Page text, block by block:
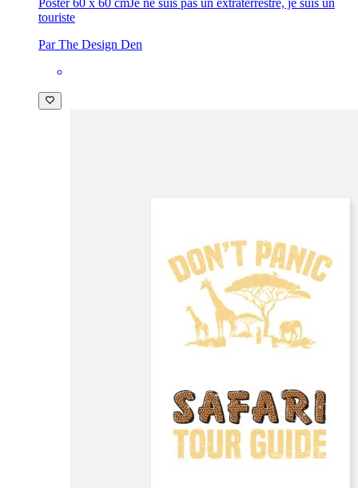
touriste
Par The Design Den